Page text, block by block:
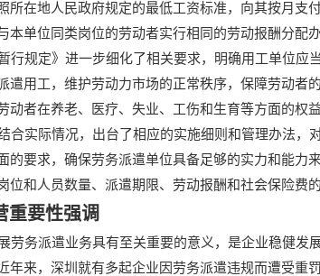
所在地人民政府规定的最低工资标准，向其按月
本单位同类岗位的劳动者实行相同的劳动报酬分配办
行规定》进一步细化了相关要求，明确用工单位应
遣用工，维护劳动力市场的正常秩序，保障劳动者
动者在养老、医疗、失业、工伤和生育等方面的权益
实际情况，出台了相应的实施细则和管理办法，
的要求，确保劳务派遣单位具备足够的实力和能力
位和人员数量、派遣期限、劳动报酬和社会保险费
要性强调
劳务派遣业务具有至关重要的意义，是企业稳健发
年来，深圳就有多起企业因劳务派遣违规而遭受重